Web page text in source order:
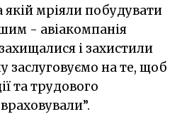
якій мріяли побудувати
- авіакомпанія
і захистили
заслуговуємо на те, щоб
та трудового